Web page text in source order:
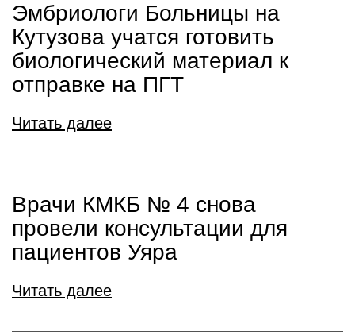
Эмбриологи Больницы на
Кутузова учатся готовить
биологический материал к
отправке на ПГТ
Читать далее
Врачи КМКБ № 4 снова
провели консультации для
пациентов Уяра
Читать далее